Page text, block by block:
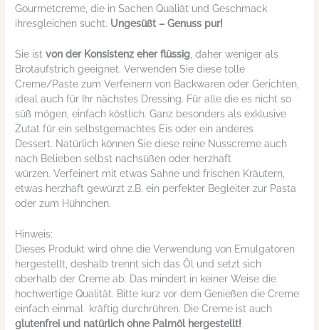
Gourmetcreme, die in Sachen Qualiät und Geschmack
ihresgleichen sucht. Ungesüßt – Genuss pur!
Sie istvon der Konsistenz eher flüssig , daher weniger als
Brotaufstrich geeignet. Verwenden Sie diese tolle
Creme/Paste zum Verfeinern von Backwaren oder Gerichten,
ideal auch für Ihr nächstes Dressing. Für alle die es nicht so
süß mögen, einfach köstlich. Ganz besonders als exklusive
Zutat für ein selbstgemachtes Eis oder ein anderes
Dessert. Natürlich können Sie diese reine Nusscreme auch
nach Belieben selbst nachsüßen oder herzhaft
würzen. Verfeinert mit etwas Sahne und frischen Kräutern,
etwas herzhaft gewürzt z.B. ein perfekter Begleiter zur Pasta
oder zum Hühnchen.
Hinweis:
Dieses Produkt wird ohne die Verwendung von Emulgatoren
hergestellt, deshalb trennt sich das Öl und setzt sich
oberhalb der Creme ab. Das mindert in keiner Weise die
hochwertige Qualität. Bitte kurz vor dem Genießen die Creme
einfach einmal kräftig durchrühren. Die Creme ist auch
glutenfrei und natürlich ohne Palmöl hergestellt!